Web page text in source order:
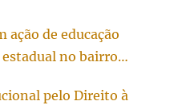
ação de educação
no bairro
pelo Direito à